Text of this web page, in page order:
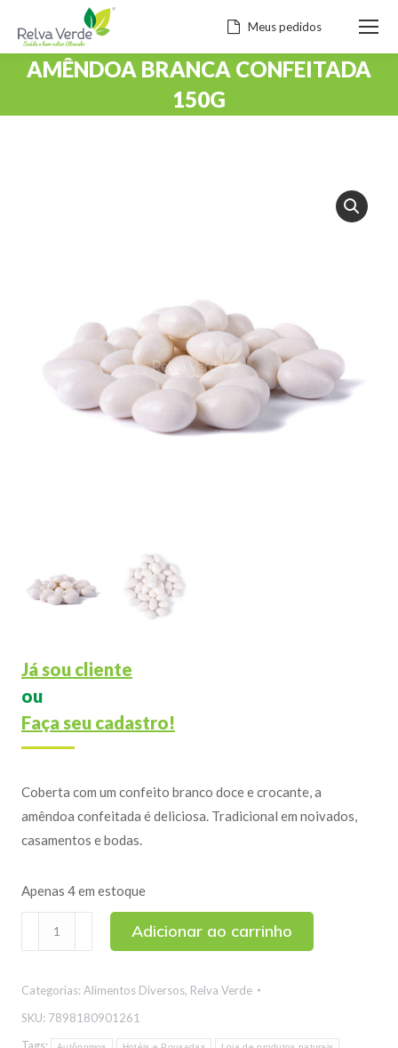
Meus pedidos
AMÊNDOA BRANCA CONFEITADA
150G
Já sou cliente
ou
Faça seu cadastro!
Coberta com um confeito branco doce e crocante, a
amêndoa confeitada é deliciosa. Tradicional em noivados,
casamentos e bodas.
Apenas 4 em estoque
150g
quantidade
Adicionar ao carrinho
Categorias: Alimentos Diversos, Relva Verde
SKU: 7898180901261
Tags: